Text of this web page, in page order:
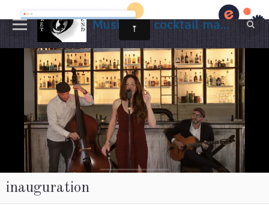
Musiciens cocktail mariage Gironde
inauguration